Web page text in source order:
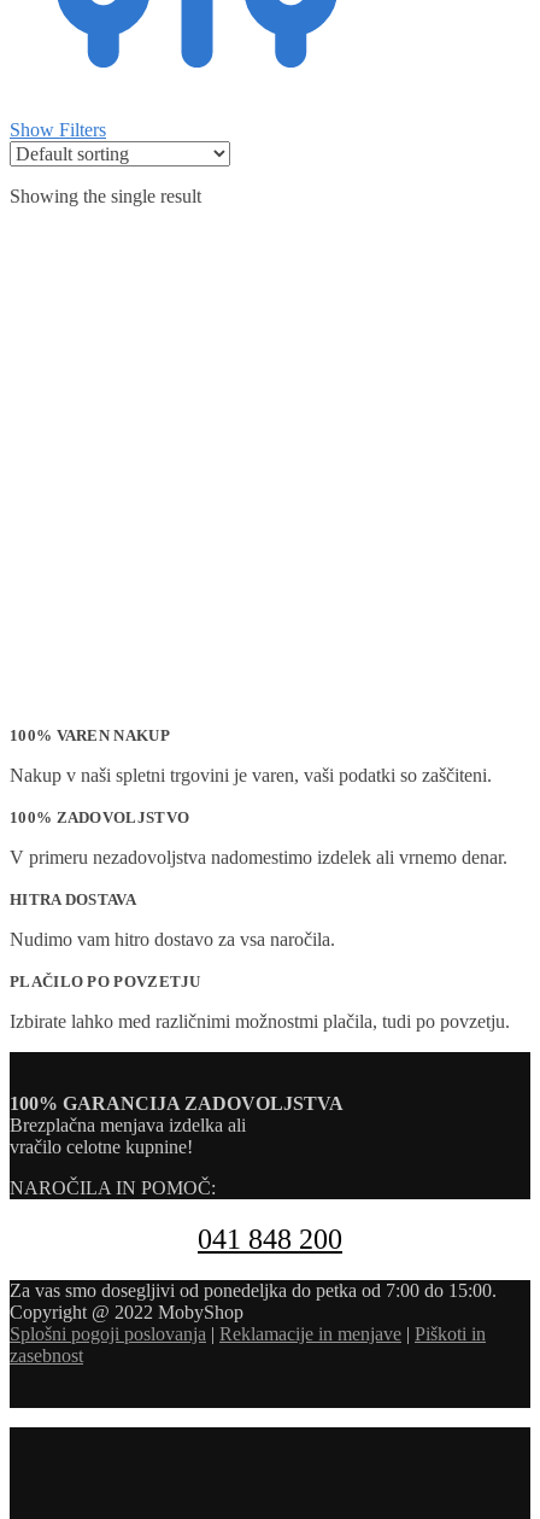
Show Filters
Showing the single result
100% VAREN NAKUP
Nakup v naši spletni trgovini je varen, vaši podatki so zaščiteni.
100% ZADOVOLJSTVO
V primeru nezadovoljstva nadomestimo izdelek ali vrnemo denar.
HITRA DOSTAVA
Nudimo vam hitro dostavo za vsa naročila.
PLAČILO PO POVZETJU
Izbirate lahko med različnimi možnostmi plačila, tudi po povzetju.
100% GARANCIJA ZADOVOLJSTVA
Brezplačna menjava izdelka ali
vračilo celotne kupnine!
NAROČILA IN POMOČ:
041 848 200
Za vas smo dosegljivi od ponedeljka do petka od 7:00 do 15:00.
Copyright @ 2022 MobyShop
Splošni pogoji poslovanja | Reklamacije in menjave | Piškoti in
zasebnost